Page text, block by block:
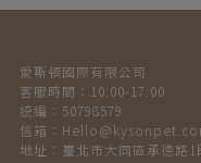
愛斯頓國際有限公司
客服時間：10:00-17:00
統編：50798579
地址：臺北市大同區承德路1
信箱：